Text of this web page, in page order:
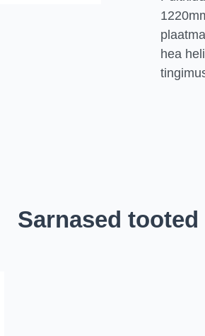
hea
Sarnased tooted